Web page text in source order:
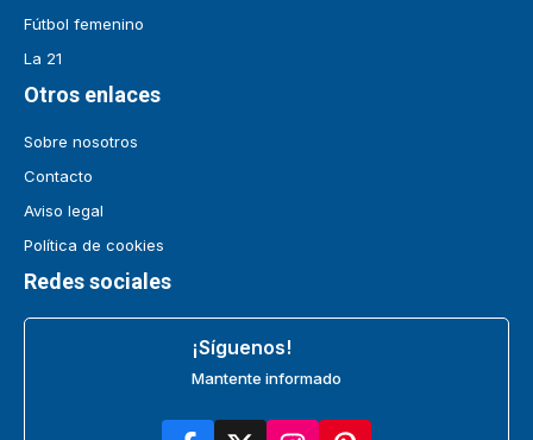
Fútbol femenino
La 21
Otros enlaces
Sobre nosotros
Contacto
Aviso legal
Política de cookies
Redes sociales
¡Síguenos!
Mantente informado